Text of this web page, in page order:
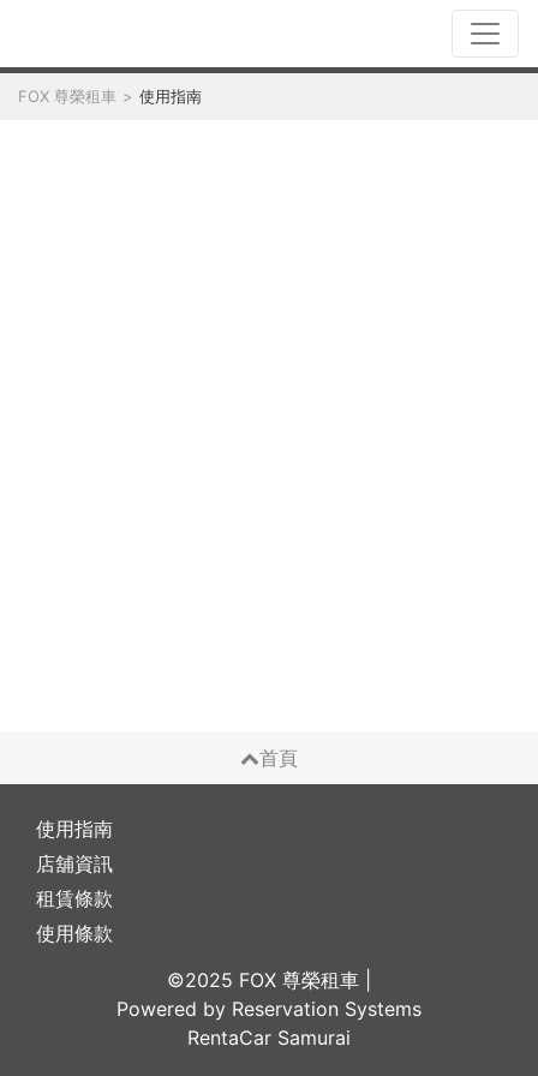
FOX 尊榮租車 使用指南
首頁
使用指南
店舖資訊
租賃條款
使用條款
©2025 FOX 尊榮租車
Powered by Reservation Systems
RentaCar Samurai